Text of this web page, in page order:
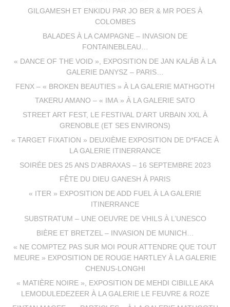
GILGAMESH ET ENKIDU PAR JO BER & MR POES À
COLOMBES
BALADES À LA CAMPAGNE – INVASION DE
FONTAINEBLEAU…
« DANCE OF THE VOID », EXPOSITION DE JAN KALÁB À LA
GALERIE DANYSZ – PARIS…
FENX – « BROKEN BEAUTIES » À LA GALERIE MATHGOTH
TAKERU AMANO – « IMA » À LA GALERIE SATO
STREET ART FEST, LE FESTIVAL D’ART URBAIN XXL À
GRENOBLE (ET SES ENVIRONS)
« TARGET FIXATION » DEUXIÈME EXPOSITION DE D*FACE À
LA GALERIE ITINERRANCE
SOIRÉE DES 25 ANS D’ABRAXAS – 16 SEPTEMBRE 2023
FÊTE DU DIEU GANESH À PARIS
« ITER » EXPOSITION DE ADD FUEL À LA GALERIE
ITINERRANCE
SUBSTRATUM – UNE OEUVRE DE VHILS À L’UNESCO
BIÈRE ET BRETZEL – INVASION DE MUNICH…
« NE COMPTEZ PAS SUR MOI POUR ATTENDRE QUE TOUT
MEURE » EXPOSITION DE ROUGE HARTLEY À LA GALERIE
CHENUS-LONGHI
« MATIÈRE NOIRE », EXPOSITION DE MEHDI CIBILLE AKA
LEMODULEDEZEER À LA GALERIE LE FEUVRE & ROZE